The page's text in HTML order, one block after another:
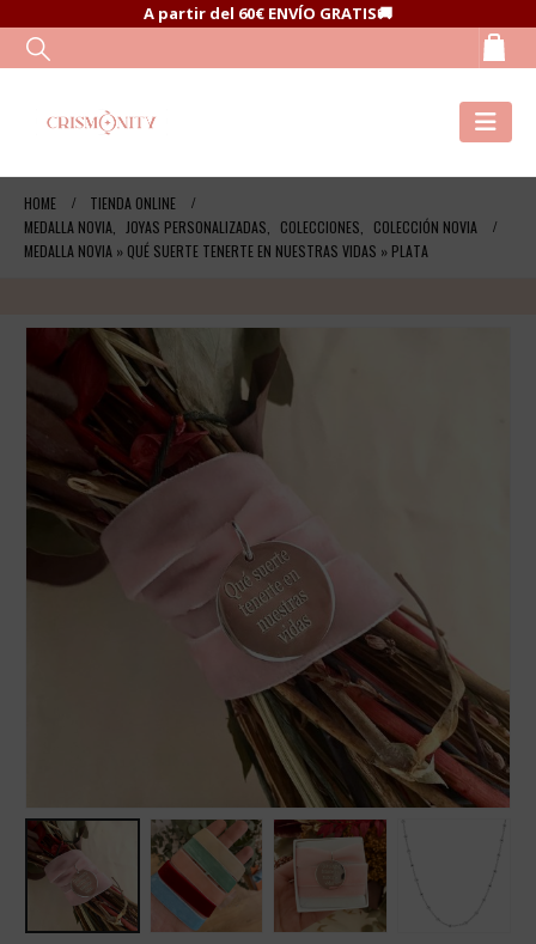
A partir del 60€ ENVÍO GRATIS🚚
HOME
TIENDA ONLINE
MEDALLA NOVIA
JOYAS PERSONALIZADAS COLECCIONES
COLECCIÓN NOVIA
MEDALLA NOVIA » QUÉ SUERTE TENERTE EN NUESTRAS VIDAS » PLATA